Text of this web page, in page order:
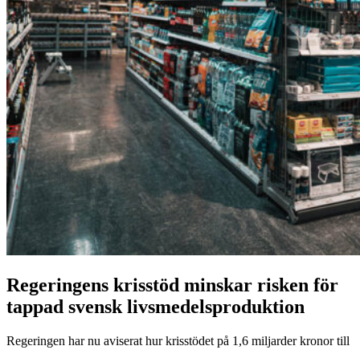
Regeringens krisstöd minskar risken för
tappad svensk livsmedelsproduktion
Regeringen har nu aviserat hur krisstödet på 1,6 miljarder kronor till